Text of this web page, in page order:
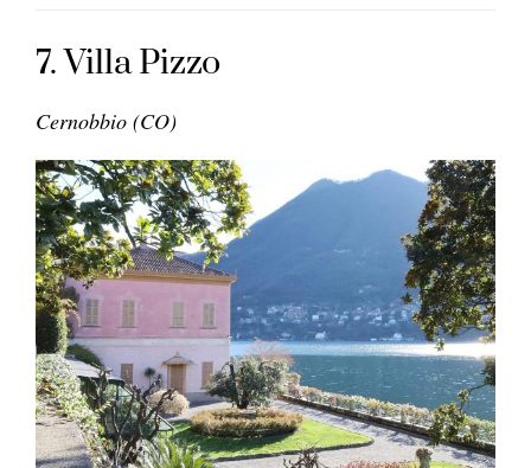
7. Villa Pizzo
Cernobbio (CO)